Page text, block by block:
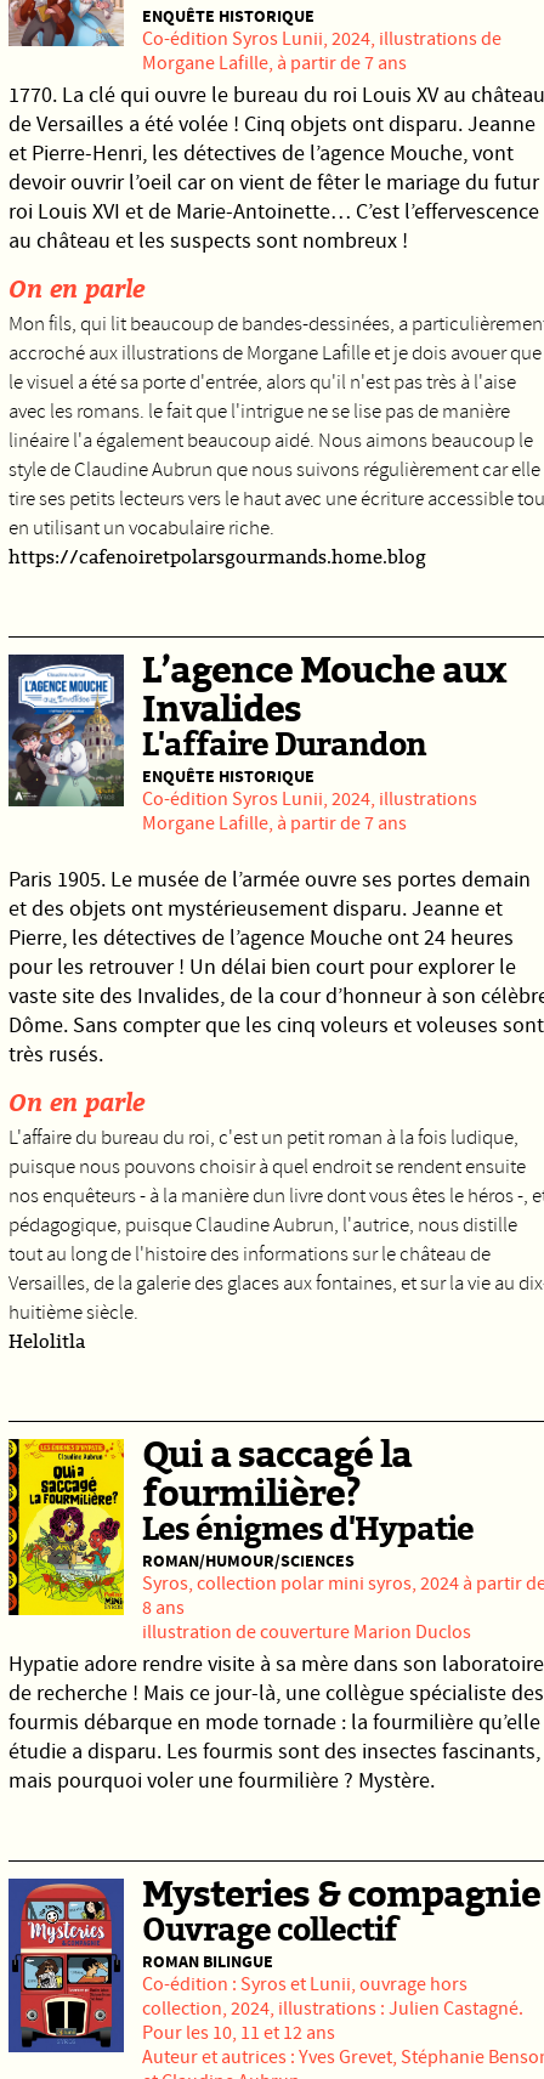
ENQUÊTE HISTORIQUE
Co-édition Syros Lunii, 2024, illustrations de
Morgane Lafille, à partir de 7 ans
1770. La clé qui ouvre le bureau du roi Louis XV au château
de Versailles a été volée ! Cinq objets ont disparu. Jeanne
et Pierre-Henri, les détectives de l’agence Mouche, vont
devoir ouvrir l’oeil car on vient de fêter le mariage du futur
roi Louis XVI et de Marie-Antoinette… C’est l’effervescence
au château et les suspects sont nombreux !
On en parle
Mon fils, qui lit beaucoup de bandes-dessinées, a
accroché aux illustrations de Morgane Lafille et je dois avouer que
le visuel a été sa porte d'entrée, alors qu'il n'est pas très à l'aise
avec les romans. le fait que l'intrigue ne se lise pas de manière
linéaire l'a également beaucoup aidé. Nous aimons beaucoup le
style de Claudine Aubrun que nous suivons régulièrement car elle
tire ses petits lecteurs vers le haut avec une écriture accessible
en utilisant un vocabulaire riche.
https://cafenoiretpolarsgourmands.home.blog
L’agence Mouche aux
Invalides
L'affaire Durandon
ENQUÊTE HISTORIQUE
Co-édition Syros Lunii, 2024, illustrations
Morgane Lafille, à partir de 7 ans
Paris 1905. Le musée de l’armée ouvre ses portes demain
et des objets ont mystérieusement disparu. Jeanne et
Pierre, les détectives de l’agence Mouche ont 24 heures
pour les retrouver ! Un délai bien court pour explorer le
vaste site des Invalides, de la cour d’honneur à son
Dôme. Sans compter que les cinq voleurs et voleuses sont
très rusés.
On en parle
L'affaire du bureau du roi, c'est un petit roman à la fois ludique,
puisque nous pouvons choisir à quel endroit se rendent ensuite
nos enquêteurs - à la manière dun livre dont vous êtes le héros -,
pédagogique, puisque Claudine Aubrun, l'autrice, nous distille
tout au long de l'histoire des informations sur le château de
Versailles, de la galerie des glaces aux fontaines, et sur la vie au
huitième siècle.
Helolitla
Qui a saccagé la
fourmilière?
Les énigmes d'Hypatie
ROMAN/HUMOUR/SCIENCES
Syros, collection polar mini syros, 2024 à partir
8 ans
illustration de couverture Marion Duclos
Hypatie adore rendre visite à sa mère dans son laboratoire
de recherche ! Mais ce jour-là, une collègue spécialiste des
fourmis débarque en mode tornade : la fourmilière qu’elle
étudie a disparu. Les fourmis sont des insectes fascinants,
mais pourquoi voler une fourmilière ? Mystère.
Mysteries & compagnie
Ouvrage collectif
ROMAN BILINGUE
Co-édition : Syroset Lunii, ouvrage hors
collection, 2024, illustrations : Julien Castagné.
Pour les 10, 11 et 12 ans
Auteur et autrices : Yves Grevet, Stéphanie